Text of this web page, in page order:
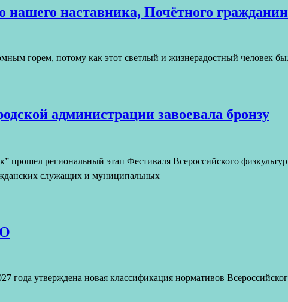
нашего наставника, Почётного
горем, потому как этот светлый и жизнерадостный человек
администрации завоевала бронзу
прошел региональный этап Фестиваля Всероссийского
служащих и муниципальных
года утверждена новая классификация нормативов